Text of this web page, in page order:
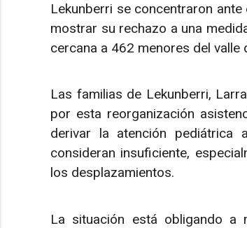
Lekunberri se concentraron
mostrar su rechazo a una
cercana a 462 menores del
Las familias de Lekunberri,
por esta reorganización
derivar la atención
consideran insuficiente,
los desplazamientos.
La situación está obligando a